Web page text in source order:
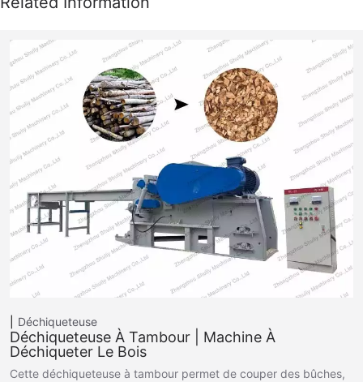
Déchiqueteuse
Déchiqueteuse À Tambour | Machine À
Déchiqueter Le Bois
Cette déchiqueteuse à tambour permet de couper des bûches,